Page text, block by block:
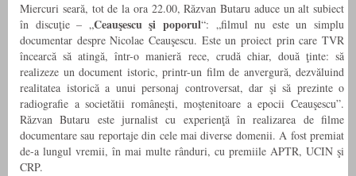
Miercuri seară, tot de la ora 22.00, Răzvan Butaru aduce un alt subiect
în discuţie – „Ceauşescu şi poporul“: „filmul nu este un simplu
documentar despre Nicolae Ceauşescu. Este un proiect prin care TVR
încearcă să atingă, într-o manieră rece, crudă chiar, două ţinte: să
realizeze un document istoric, printr-un film de anvergură, dezvăluind
realitatea istorică a unui personaj controversat, dar şi să prezinte o
radiografie a societătii româneşti, moştenitoare a epocii Ceauşescu”.
Răzvan Butaru este jurnalist cu experienţă în realizarea de filme
documentare sau reportaje din cele mai diverse domenii. A fost premiat
de-a lungul vremii, în mai multe rânduri, cu premiile APTR, UCIN şi
CRP.